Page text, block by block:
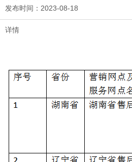
发布时间： 2023-08-18
详情